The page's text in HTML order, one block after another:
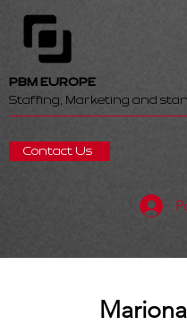
PBM EUROPE
Staffing, Marketing and
Contact Us
Mariona